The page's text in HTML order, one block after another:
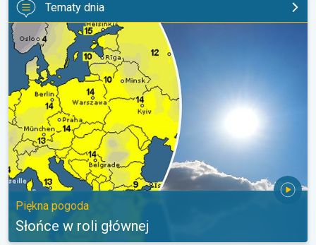
Tematy dnia
Słońce w roli głównej. Piękna pogoda. . .
Piękna pogoda
Słońce w roli głównej